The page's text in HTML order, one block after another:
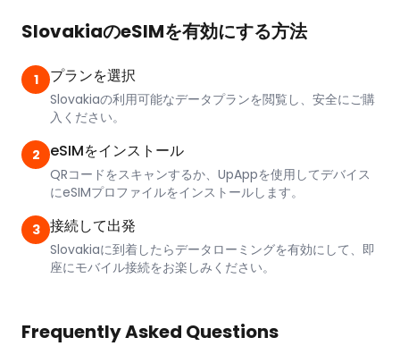
SlovakiaのeSIMを有効にする方法
1 プランを選択
Slovakiaの利用可能なデータプランを閲覧し、安全にご購
入ください。
2 eSIMをインストール
QRコードをスキャンするか、UpAppを使用してデバイス
にeSIMプロファイルをインストールします。
3 接続して出発
Slovakiaに到着したらデータローミングを有効にして、即
座にモバイル接続をお楽しみください。
Frequently Asked Questions